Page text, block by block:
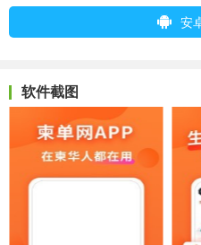
安
软件截图